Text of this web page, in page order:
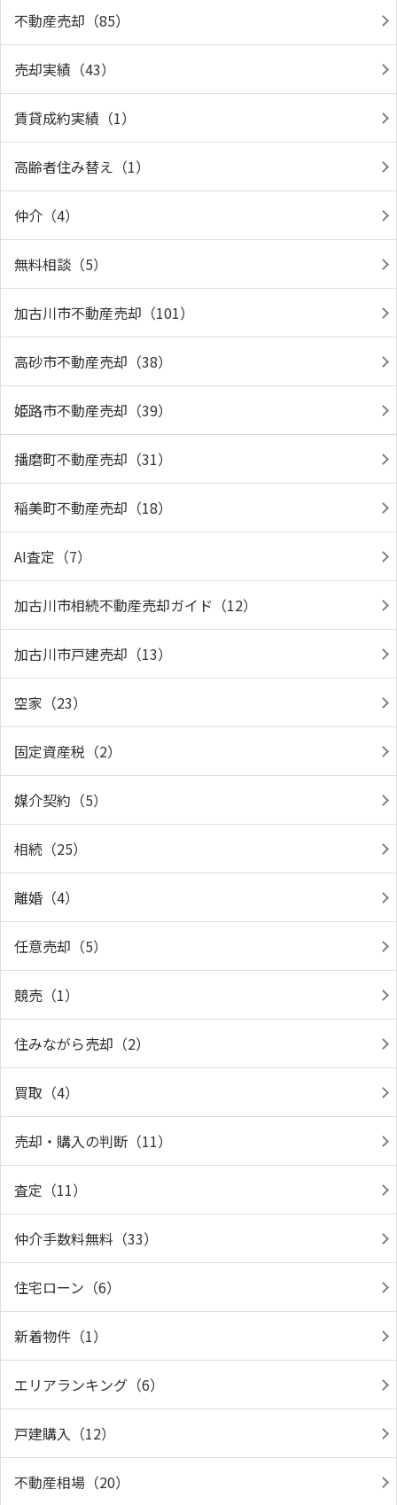
不動産売却（85）
売却実績（43）
賃貸成約実績（1）
高齢者住み替え（1）
仲介（4）
無料相談（5）
加古川市不動産売却（101）
高砂市不動産売却（38）
姫路市不動産売却（39）
播磨町不動産売却（31）
稲美町不動産売却（18）
AI査定（7）
加古川市相続不動産売却ガイド（12）
加古川市戸建売却（13）
空家（23）
固定資産税（2）
媒介契約（5）
相続（25）
離婚（4）
任意売却（5）
競売（1）
住みながら売却（2）
買取（4）
売却・購入の判断（11）
査定（11）
仲介手数料無料（33）
住宅ローン（6）
新着物件（1）
エリアランキング（6）
戸建購入（12）
不動産相場（20）